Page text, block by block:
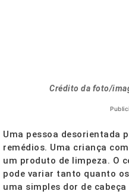
Crédito da foto/
Uma pessoa desorientada
remédios. Uma criança
um produto de limpeza. O
pode variar tanto quanto
uma simples dor de